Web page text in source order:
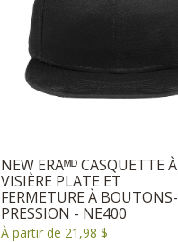
NEW ERAᴹᴰ CASQUETTE À
VISIÈRE PLATE ET
FERMETURE À BOUTONS-
PRESSION - NE400
À partir de 21,98 $